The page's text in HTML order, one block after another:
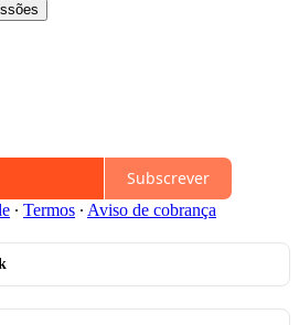
Subscrever
∙ Termos ∙ Aviso de cobrança